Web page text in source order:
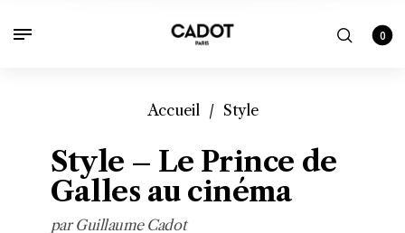
0
Accueil / Style
Style – Le Prince de
Galles au cinéma